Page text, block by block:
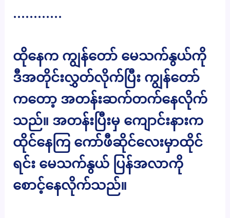
…………
ထိုနေက ကျွန်တော် မေသက်နွယ်ကို
ဒီအတိုင်းလွှတ်လိုက်ပြီး ကျွန်တော်
ကတော့ အတန်းဆက်တက်နေလိုက်
သည်။ အတန်းပြီးမှ ကျောင်းနားက
ထိုင်နေကြ ကော်ဖီဆိုင်လေးမှာထိုင်
ရင်း မေသက်နွယ် ပြန်အလာကို
စောင့်နေလိုက်သည်။